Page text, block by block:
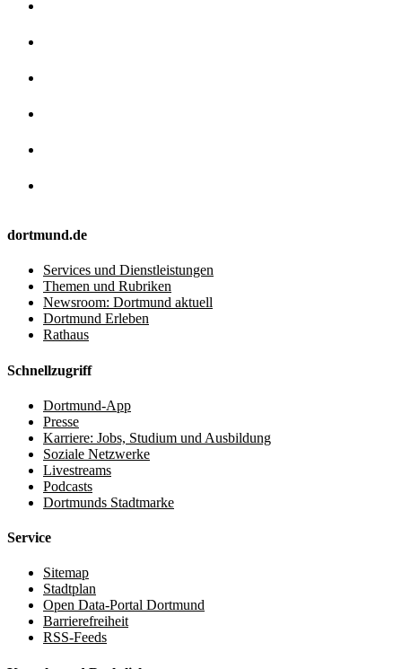
dortmund.de
Services und Dienstleistungen
Themen und Rubriken
Newsroom: Dortmund aktuell
Dortmund Erleben
Rathaus
Schnellzugriff
Dortmund-App
Presse
Karriere: Jobs, Studium und Ausbildung
Soziale Netzwerke
Livestreams
Podcasts
Dortmunds Stadtmarke
Service
Sitemap
Stadtplan
Open Data-Portal Dortmund
Barrierefreiheit
RSS-Feeds